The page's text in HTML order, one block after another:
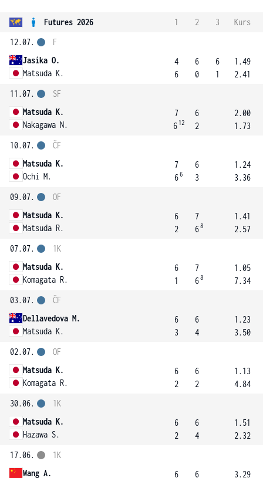
Futures 2026 1 2 3
Kurs
12.07.
Jasika O.
Matsuda K.
F
4
6
6
0
6
1
1.49
2.41
11.07.
Matsuda K.
Nakagawa N.
SF
7
6 12
6
2
2.00
1.73
10.07.
Matsuda K.
Ochi M.
ČF
7
66
6
3
1.24
3.36
09.07.
Matsuda K.
Matsuda R.
OF
6
2
7
68
1.41
2.57
07.07.
Matsuda K.
Komagata R.
1K
6
1
7
68
1.05
7.34
03.07.
Dellavedova M.
Matsuda K.
ČF
6
3
6
4
1.23
3.50
02.07.
Matsuda K.
Komagata R.
OF
6
2
6
2
1.13
4.84
30.06.
Matsuda K.
Hazawa S.
1K
6
2
6
4
1.51
2.32
17.06.
Wang A.
1K
6
6 3.29